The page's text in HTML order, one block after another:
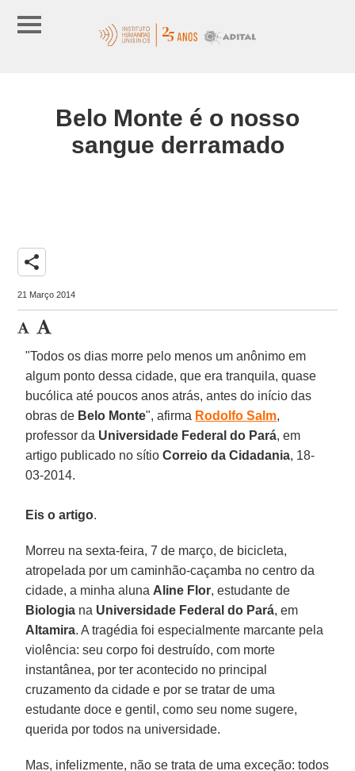
Belo Monte é o nosso
sangue derramado
share
21 Março 2014
"Todos os dias morre pelo menos um anônimo em
algum ponto dessa cidade, que era tranquila, quase
bucólica até poucos anos atrás, antes do início das
obras de Belo Monte", afirma Rodolfo Salm,
professor da Universidade Federal do Pará, em
artigo publicado no sítioCorreio da Cidadania, 18-
03-2014.
Eis o artigo.
Morreu na sexta-feira, 7 de março, de bicicleta,
atropelada por um caminhão-caçamba no centro da
cidade, a minha aluna Aline Flor, estudante de
Biologia na Universidade Federal do Pará, em
Altamira. A tragédia foi especialmente marcante pela
violência: seu corpo foi destruído, com morte
instantânea, por ter acontecido no principal
cruzamento da cidade e por se tratar de uma
estudante doce e gentil, como seu nome sugere,
querida por todos na universidade.
Mas, infelizmente, não se trata de uma exceção: todos